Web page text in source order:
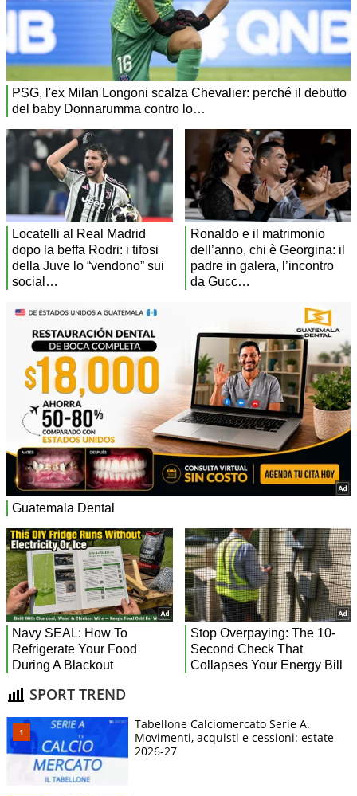
SPORT TREND
Tabellone Calciomercato Serie A.
Movimenti, acquisti e cessioni: estate
2026-27